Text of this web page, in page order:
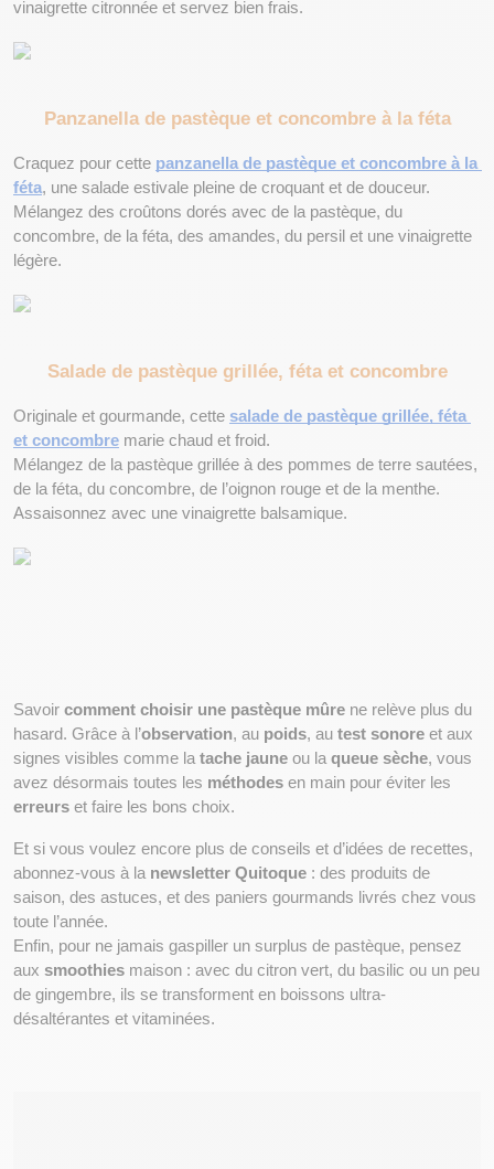
vinaigrette citronnée et servez bien frais.
Panzanella de pastèque et concombre à la féta
Craquez pour cette panzanella de pastèque et concombre à la
féta, une salade estivale pleine de croquant et de douceur.
Mélangez des croûtons dorés avec de la pastèque, du
concombre, de la féta, des amandes, du persil et une vinaigrette
légère.
Salade de pastèque grillée, féta et concombre
Originale et gourmande, cette salade de pastèque grillée, féta
et concombre marie chaud et froid.
Mélangez de la pastèque grillée à des pommes de terre sautées,
de la féta, du concombre, de l’oignon rouge et de la menthe.
Assaisonnez avec une vinaigrette balsamique.
Savoir comment choisir une pastèque mûre ne relève plus du
hasard. Grâce à l’observation, au poids, au test sonore et aux
signes visibles comme la tache jaune ou la queue sèche, vous
avez désormais toutes les méthodes
erreurs et faire les bons choix.
Et si vous voulez encore plus de conseils et d’idées de recettes,
abonnez-vous à la newsletter Quitoque : des produits de
saison, des astuces, et des paniers gourmands livrés chez vous
toute l’année.
Enfin, pour ne jamais gaspiller un surplus de pastèque, pensez
aux smoothies maison : avec du citron vert, du basilic ou un peu
de gingembre, ils se transforment en boissons ultra-
désaltérantes et vitaminées.